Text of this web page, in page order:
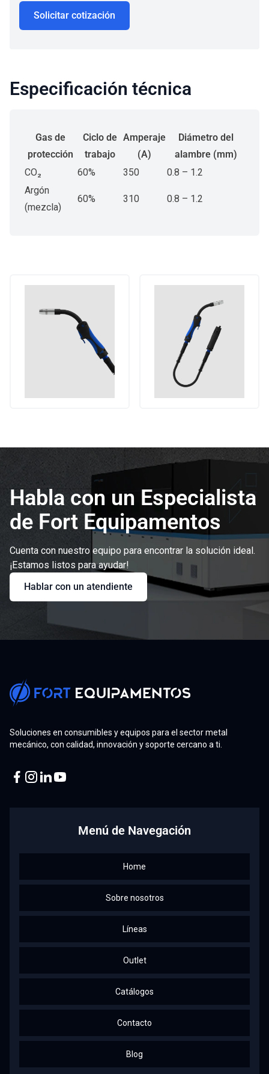
Solicitar cotización
Especificación técnica
Gas de
protección
Ciclo de
trabajo
Amperaje
(A)
Diámetro del
alambre (mm)
CO₂
60% 350
0.8 – 1.2
Argón
(mezcla)
60% 310 0.8 – 1.2
Habla con un Especialista
de Fort Equipamentos
Cuenta con nuestro equipo para encontrar la solución ideal.
¡Estamos listos para ayudar!
Hablar con un atendiente
Soluciones en consumibles y equipos para el sector metal
mecánico, con calidad, innovación y soporte cercano a ti.
Menú de Navegación
Home
Sobre nosotros
Líneas
Outlet
Catálogos
Contacto
Blog